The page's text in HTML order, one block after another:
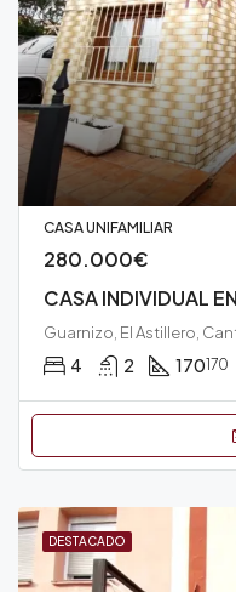
CASA UNIFAMILIAR
280.000€
CASA INDIVIDUAL
Guarnizo, El Astillero,
4 2 170170
DESTACADO